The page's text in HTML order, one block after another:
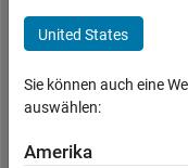
ein
Jahr
|
Aktiv
2020
United States
Sie können auch eine
auswählen:
Amerika